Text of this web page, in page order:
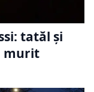
tatăl și
murit